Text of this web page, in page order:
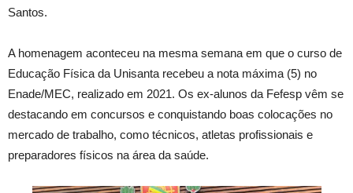
Santos.
A homenagem aconteceu na mesma semana em que o curso de
Educação Física da Unisanta recebeu a nota máxima (5) no
Enade/MEC, realizado em 2021. Os ex-alunos da Fefesp vêm se
destacando em concursos e conquistando boas colocações no
mercado de trabalho, como técnicos, atletas profissionais e
preparadores físicos na área da saúde.